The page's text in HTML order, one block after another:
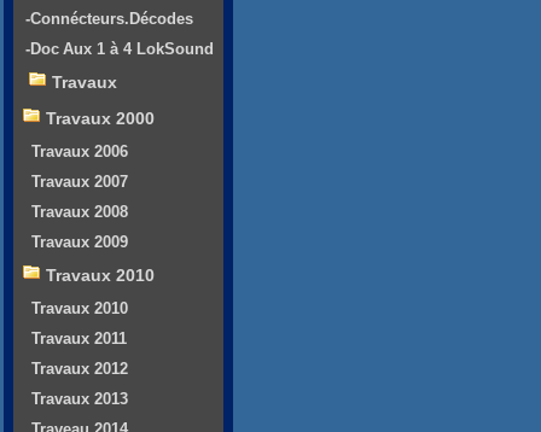
-Connécteurs.Décodes
-Doc Aux 1 à 4 LokSound
Travaux
Travaux 2000
Travaux 2006
Travaux 2007
Travaux 2008
Travaux 2009
Travaux 2010
Travaux 2010
Travaux 2011
Travaux 2012
Travaux 2013